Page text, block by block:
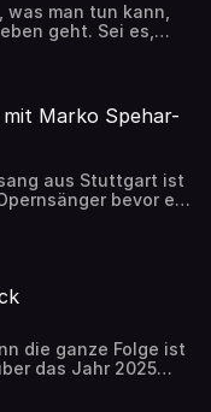
was man tun kann,
geht. Sei es,
er zu jung in den
Ergebnis
meistes läuft nie
sagt: Die wahre
der Toleranzen.
Marko Spehar-
aus Stuttgart ist
bevor er
seiner eigenen
er seine
und Ingmar
Folge.
die ganze Folge ist
das Jahr 2025
nützlichen
interessanten